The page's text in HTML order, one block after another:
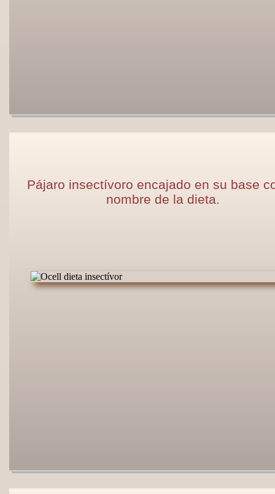
Pájaro insectívoro encajado en su base
nombre de la dieta.